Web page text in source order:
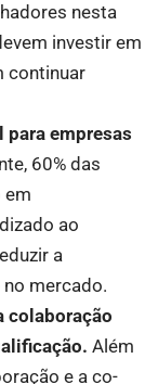
nesta
investir em
continuar
empresas
60% das
em
ao
a
mercado.
colaboração
Além
e a co-